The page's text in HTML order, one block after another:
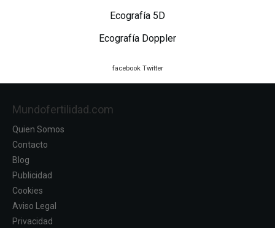
Ecografía 5D
Ecografía Doppler
facebook Twitter
Mundofertilidad.com
Quien Somos
Contacto
Blog
Publicidad
Cookies
Aviso Legal
Privacidad